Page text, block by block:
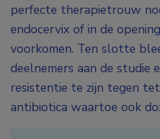
perfecte therapietrouw
endocervix of in de
voorkomen. Ten slotte
deelnemers aan de studie
resistentie te zijn tegen
antibiotica waartoe ook